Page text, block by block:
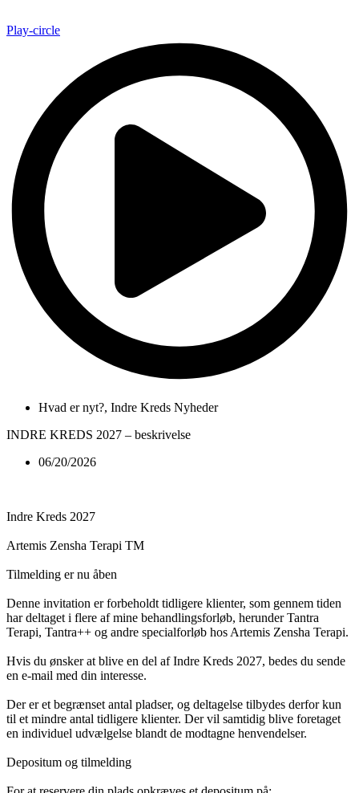
Play-circle
Hvad er nyt?, Indre Kreds Nyheder
INDRE KREDS 2027 – beskrivelse
06/20/2026
Indre Kreds 2027
Artemis Zensha Terapi TM
Tilmelding er nu åben
Denne invitation er forbeholdt tidligere klienter, som gennem tiden
har deltaget i flere af mine behandlingsforløb, herunder Tantra
Terapi, Tantra++ og andre specialforløb hos Artemis Zensha Terapi.
Hvis du ønsker at blive en del af Indre Kreds 2027, bedes du sende
en e-mail med din interesse.
Der er et begrænset antal pladser, og deltagelse tilbydes derfor kun
til et mindre antal tidligere klienter. Der vil samtidig blive foretaget
en individuel udvælgelse blandt de modtagne henvendelser.
Depositum og tilmelding